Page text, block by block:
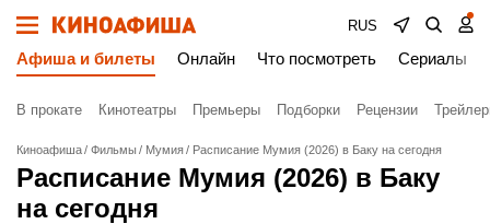
RUS
Афиша и билеты Онлайн Что посмотреть Сериалы
В прокате Кинотеатры Премьеры Подборки Рецензии
Киноафиша Фильмы Мумия Расписание Мумия (2026) в Баку на сегодня
Расписание Мумия (2026) в Баку
на сегодня